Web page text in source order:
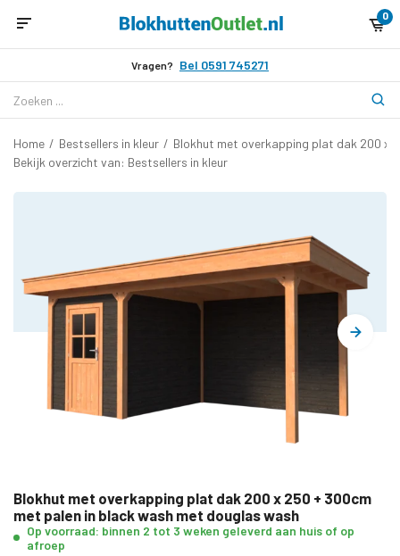
0
Vragen? Bel 0591 745271
Home / Bestsellers in kleur / Blokhut met overkapping plat dak 200 x
Bekijk overzicht van: Bestsellers in kleur
Blokhut met overkapping plat dak 200 x 250 + 300cm
met palen in black wash met douglas wash
Op voorraad: binnen 2 tot 3 weken geleverd aan huis of op
afroep